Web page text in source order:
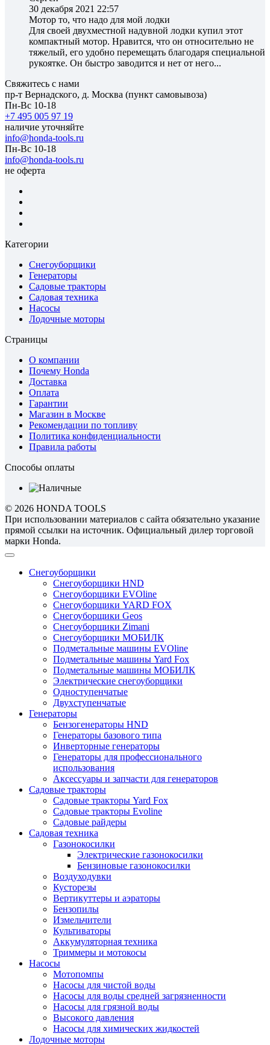
30 декабря 2021 22:57
Мотор то, что надо для мой лодки
Для своей двухместной надувной лодки купил этот
компактный мотор. Нравится, что он относительно не
тяжелый, его удобно перемещать благодаря специальной
рукоятке. Он быстро заводится и нет от него...
Свяжитесь с нами
пр-т Вернадского, д. Москва (пункт самовывоза)
Пн-Вс 10-18
+7 495 005 97 19
наличие уточняйте
info@honda-tools.ru
Пн-Вс 10-18
info@honda-tools.ru
не оферта
Категории
Снегоуборщики
Генераторы
Садовые тракторы
Садовая техника
Насосы
Лодочные моторы
Страницы
О компании
Почему Honda
Доставка
Оплата
Гарантии
Магазин в Москве
Рекомендации по топливу
Политика конфиденциальности
Правила работы
Способы оплаты
© 2026 HONDA TOOLS
При использовании материалов с сайта обязательно указание
прямой ссылки на источник. Официальный дилер торговой
марки Honda.
Снегоуборщики
Снегоуборщики HND
Снегоуборщики EVOline
Снегоуборщики YARD FOX
Снегоуборщики Geos
Снегоуборщики Zimani
Снегоуборщики МОБИЛК
Подметальные машины EVOline
Подметальные машины Yard Fox
Подметальные машины МОБИЛК
Электрические снегоуборщики
Одноступенчатые
Двухступенчатые
Генераторы
Бензогенераторы HND
Генераторы базового типа
Инверторные генераторы
Генераторы для профессионального
использования
Аксессуары и запчасти для генераторов
Садовые тракторы
Садовые тракторы Yard Fox
Садовые тракторы Evoline
Садовые райдеры
Садовая техника
Газонокосилки
Электрические газонокосилки
Бензиновые газонокосилки
Воздуходувки
Кусторезы
Вертикуттеры и аэраторы
Бензопилы
Измельчители
Культиваторы
Аккумуляторная техника
Триммеры и мотокосы
Насосы
Мотопомпы
Насосы для чистой воды
Насосы для воды средней загрязненности
Насосы для грязной воды
Высокого давления
Насосы для химических жидкостей
Лодочные моторы